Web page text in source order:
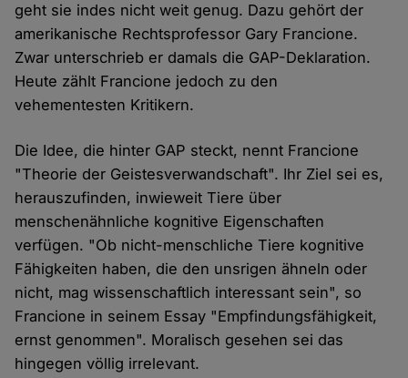
geht sie indes nicht weit genug. Dazu gehört der
amerikanische Rechtsprofessor Gary Francione.
Zwar unterschrieb er damals die GAP-Deklaration.
Heute zählt Francione jedoch zu den
vehementesten Kritikern.
Die Idee, die hinter GAP steckt, nennt Francione
"Theorie der Geistesverwandschaft". Ihr Ziel sei es,
herauszufinden, inwieweit Tiere über
menschenähnliche kognitive Eigenschaften
verfügen. "Ob nicht-menschliche Tiere kognitive
Fähigkeiten haben, die den unsrigen ähneln oder
nicht, mag wissenschaftlich interessant sein", so
Francione in seinem Essay "Empfindungsfähigkeit,
ernst genommen". Moralisch gesehen sei das
hingegen völlig irrelevant.